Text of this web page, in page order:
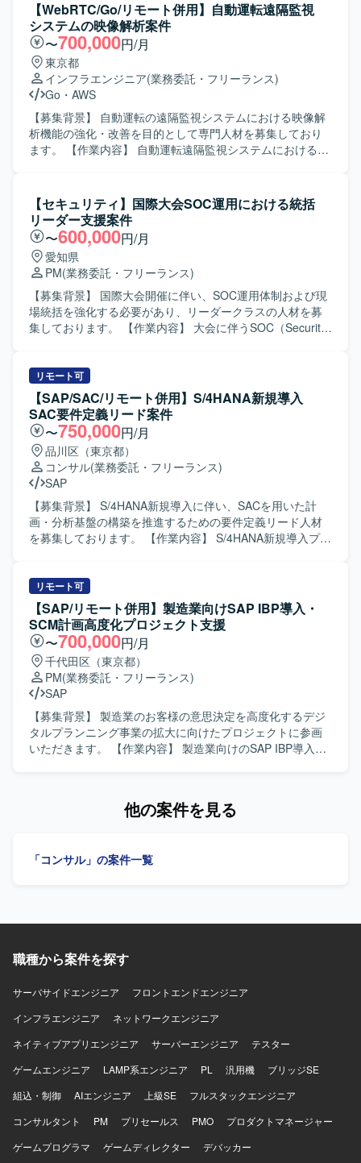
調整 ・スペックドリブン/コードドリブン開発支援 ・フロン
トエンド理解（React/Next.js） ・生成AI活用経験（Claude
Code、GitHub Copilot） ・エンドツーエンド（E2E）テス
ト（業務フロー、バックエンドとの連携、画面間連携、入
力チェック、相関チェック） ・UAT計画・顧客支援
【WebRTC/Go/リモート併用】自動運転遠隔監視
システムの映像解析案件
〜700,000円/月
東京都
インフラエンジニア(業務委託・フリーランス)
Go ・ AWS
【募集背景】 自動運転の遠隔監視システムにおける映像解
析機能の強化・改善を目的として専門人材を募集しており
ます。 【作業内容】 自動運転遠隔監視システムにおける映
出・改善検討などを行っていただきます。 【求める人物
像】 自律的に業務を推進し、関係者と円滑にコミュニケー
ションを取りながら問題解決に取り組んでいただける方を
求めております。技術的な検証やデバッグ作業を粘り強く
行っていただける方が望ましいです。 【ポジションの魅
力】 自動運転という先端領域の遠隔監視システムに携わる
ことで、映像解析や映像伝達プロトコルに関する高度な知
見を深めていただけます。今後の事業展開にもつながるシ
ステムの品質向上に直接貢献していただけるポジションで
だきます。クラウド基盤としてAWS環境を利用するケース
もございます。
【セキュリティ】国際大会SOC運用における統括
リーダー支援案件
〜600,000円/月
愛知県
PM(業務委託・フリーランス)
【募集背景】 国際大会開催に伴い、SOC運用体制および現
場統括を強化する必要があり、リーダークラスの人材を募
集しております。 【作業内容】 大会に伴うSOC（Security
時の業務概要の把握や技能習得、訓練実施を行っていただ
きます。また、大会期間中の24時間体制での運用におい
て、班のリーダーとして統括・指揮を行っていただきま
す。 【求める人物像】 セキュリティ分野への高い関心と責
任感を持ち、チームメンバーと円滑にコミュニケーション
を図りながら現場をリードできる方を求めております。状
況変化に柔軟に対応し、冷静に判断・行動できる方が望ま
しいです。 【ポジションの魅力】 国際大会という大規模イ
ベントにおいて、SOC運用の中核として現場統括に関わる
ことができるポジションです。セキュリティオペレーショ
ンにおける実践的な経験を積むとともに、統括リーダーと
など、SOC運用に必要なシステム群を利用して業務を行っ
ていただきます。
リモート可
【SAP/SAC/リモート併用】S/4HANA新規導入
SAC要件定義リード案件
〜750,000円/月
品川区（東京都）
コンサル(業務委託・フリーランス)
SAP
【募集背景】 S/4HANA新規導入に伴い、SACを用いた計
画・分析基盤の構築を推進するための要件定義リード人材
を募集しております。 【作業内容】 S/4HANA新規導入プロ
価償却シミュレーション、燃油価格変動を加味したシミュ
レーションなどのニーズを整理し、業務部門と連携しなが
ら要件を具体化していただきます。予算策定から分析まで
の業務プロセスを踏まえ、システム化方針や要件の取りま
とめをリードしていただきます。 【求める人物像】 業務部
門との対話を通じて課題や要望を引き出し、SACを活用し
た最適な解決策を整理できる方を求めております。数値シ
ミュレーションや予算策定プロセスに興味を持ち、自ら主
体的に提案・推進できる方が望ましいです。 【ポジション
の魅力】 S/4HANA新規導入の初期フェーズから参画し、
SACを用いた計画・分析領域の全体設計に関わることがで
SACを中心としたSAPソリューション群を利用した環境と
リモート可
【SAP/リモート併用】製造業向けSAP IBP導入・
SCM計画高度化プロジェクト支援
〜700,000円/月
千代田区（東京都）
PM(業務委託・フリーランス)
SAP
【募集背景】 製造業のお客様の意思決定を高度化するデジ
タルプランニング事業の拡大に向けたプロジェクトに参画
いただきます。 【作業内容】 製造業向けのSAP IBP導入お
ェーン計画(PSI)業務を踏まえ、要件整理や計画プロセスの
ていただきます。 【求める人物像】 生産管理または生産計
導ける方にご参画いただきたいです。 【ポジションの魅
計画ソリューションを活用しながら、意思決定高度化に直
を生かしつつ、デジタルプランニング事業の中心で経験を
イチェーン計画関連ツールを用いた環境で作業していただ
きます。
他の案件を見る
「コンサル」の案件一覧
職種から案件を探す
サーバサイドエンジニア
フロントエンドエンジニア
インフラエンジニア
ネットワークエンジニア
ネイティブアプリエンジニア
サーバーエンジニア
テスター
ゲームエンジニア
LAMP系エンジニア PL 汎用機
ブリッジSE
組込・制御
AIエンジニア 上級SE
フルスタックエンジニア
コンサルタント
PM プリセールス PMO
プロダクトマネージャー
ゲームプログラマ
ゲームディレクター
デバッカー